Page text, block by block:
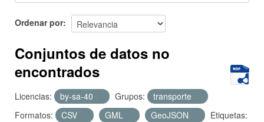
Acerca de
Ordenar por
Conjuntos de datos no
encontrados
Licencias: by-sa-40 Grupos:
transporte
Formatos:
CSV GML GeoJSON
Etiquetas: